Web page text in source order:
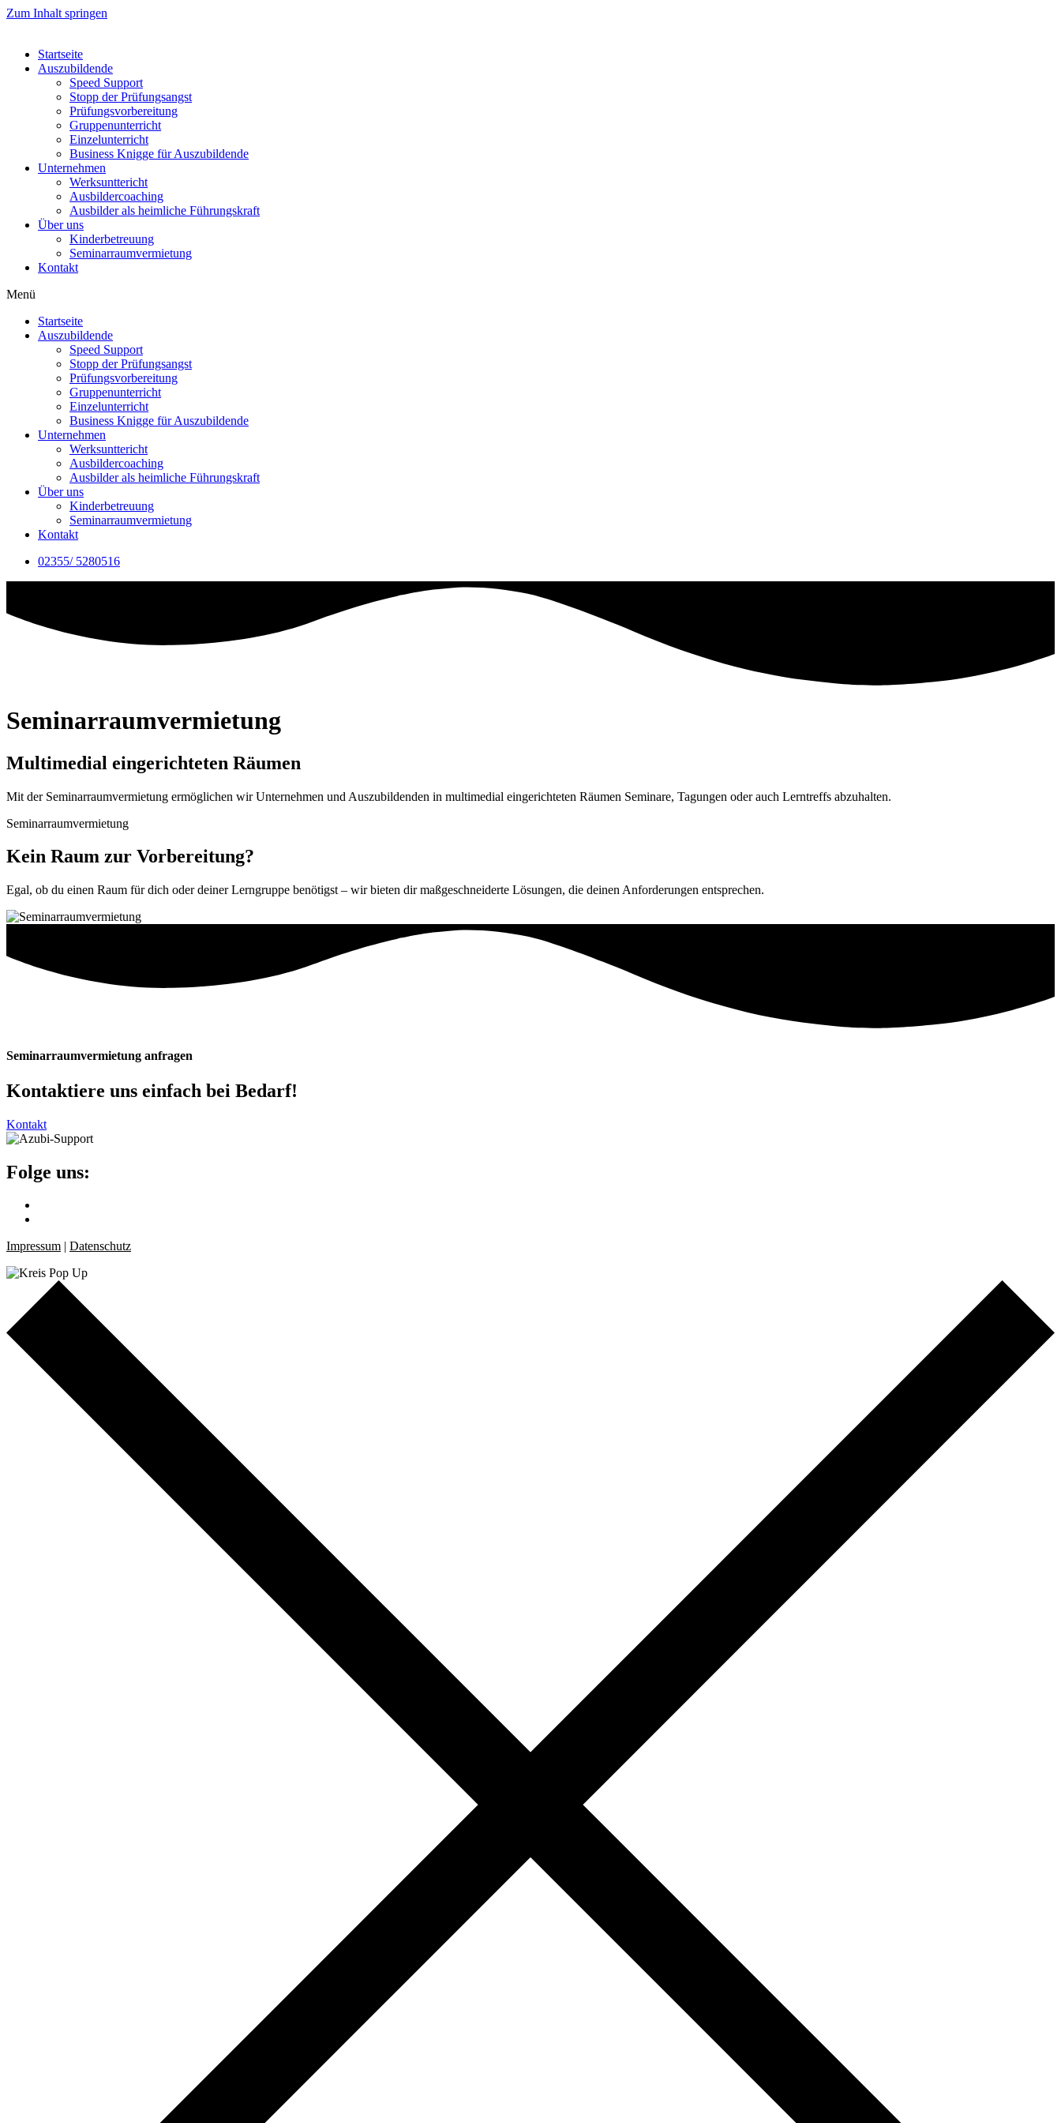
Zum Inhalt springen
Startseite
Auszubildende
Speed Support
Stopp der Prüfungsangst
Prüfungsvorbereitung
Gruppenunterricht
Einzelunterricht
Business Knigge für Auszubildende
Unternehmen
Werksunttericht
Ausbildercoaching
Ausbilder als heimliche Führungskraft
Über uns
Kinderbetreuung
Seminarraumvermietung
Kontakt
Menü
Startseite
Auszubildende
Speed Support
Stopp der Prüfungsangst
Prüfungsvorbereitung
Gruppenunterricht
Einzelunterricht
Business Knigge für Auszubildende
Unternehmen
Werksunttericht
Ausbildercoaching
Ausbilder als heimliche Führungskraft
Über uns
Kinderbetreuung
Seminarraumvermietung
Kontakt
02355/ 5280516
Seminarraumvermietung
Multimedial eingerichteten Räumen
Mit der Seminarraumvermietung ermöglichen wir Unternehmen und Auszubildenden in multimedial eingerichteten Räumen Seminare, Tagungen oder auch Lerntreffs abzuhalten.
Seminarraumvermietung
Kein Raum zur Vorbereitung?
Egal, ob du einen Raum für dich oder deiner Lerngruppe benötigst – wir bieten dir maßgeschneiderte Lösungen, die deinen Anforderungen entsprechen.
Seminarraumvermietung anfragen
Kontaktiere uns einfach bei Bedarf!
Kontakt
Folge uns:
Impressum | Datenschutz